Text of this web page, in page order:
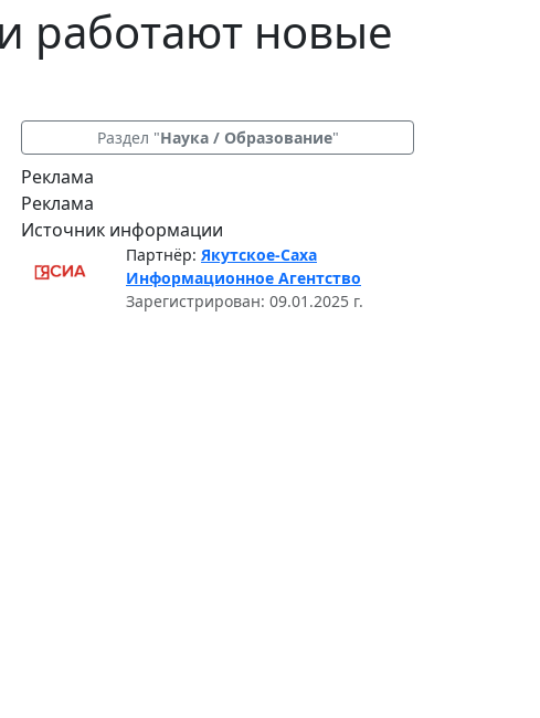
работают новые
Раздел "Наука / Образование"
Реклама
Реклама
Источник информации
Партнёр: Якутское-Саха
Информационное Агентство
Зарегистрирован: 09.01.2025 г.